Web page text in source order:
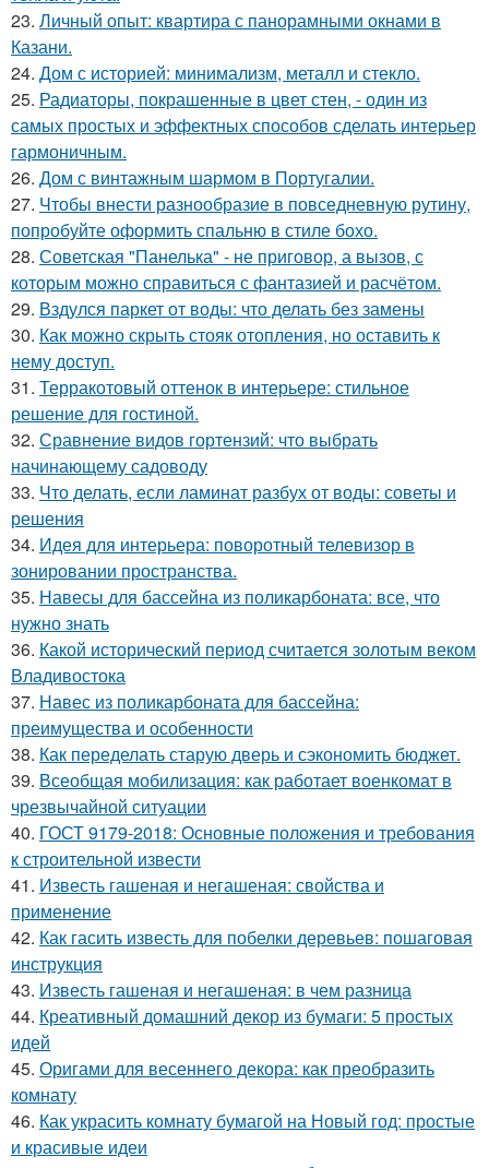
23. Личный опыт: квартира с панорамными окнами в
Казани.
24. Дом с историей: минимализм, металл и стекло.
25. Радиаторы, покрашенные в цвет стен, - один из
самых простых и эффектных способов сделать интерьер
гармоничным.
26. Дом с винтажным шармом в Португалии.
27. Чтобы внести разнообразие в повседневную рутину,
попробуйте оформить спальню в стиле бохо.
28. Советская "Панелька" - не приговор, а вызов, с
которым можно справиться с фантазией и расчётом.
29. Вздулся паркет от воды: что делать без замены
30. Как можно скрыть стояк отопления, но оставить к
нему доступ.
31. Терракотовый оттенок в интерьере: стильное
решение для гостиной.
32. Сравнение видов гортензий: что выбрать
начинающему садоводу
33. Что делать, если ламинат разбух от воды: советы и
решения
34. Идея для интерьера: поворотный телевизор в
зонировании пространства.
35. Навесы для бассейна из поликарбоната: все, что
нужно знать
36. Какой исторический период считается золотым веком
Владивостока
37. Навес из поликарбоната для бассейна:
преимущества и особенности
38. Как переделать старую дверь и сэкономить бюджет.
39. Всеобщая мобилизация: как работает военкомат в
чрезвычайной ситуации
40. ГОСТ 9179-2018: Основные положения и требования
к строительной извести
41. Известь гашеная и негашеная: свойства и
применение
42. Как гасить известь для побелки деревьев: пошаговая
инструкция
43. Известь гашеная и негашеная: в чем разница
44. Креативный домашний декор из бумаги: 5 простых
идей
45. Оригами для весеннего декора: как преобразить
комнату
46. Как украсить комнату бумагой на Новый год: простые
и красивые идеи